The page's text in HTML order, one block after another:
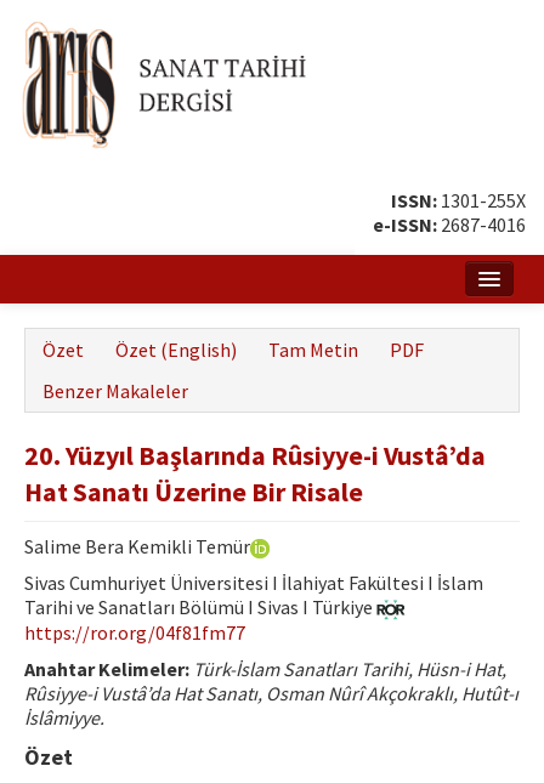
ISSN: 1301-255X
e-ISSN: 2687-4016
Amaç ve Kapsam
Yayın ve Editör Kurulu
Yayın Politikaları
İletişim
Özet Özet (English) Tam Metin
PDF
Benzer Makaleler
20. Yüzyıl Başlarında Rûsiyye-i Vustâ’da
Hat Sanatı Üzerine Bir Risale
Salime Bera Kemikli Temür
Sivas Cumhuriyet Üniversitesi I İlahiyat Fakültesi I İslam
Tarihi ve Sanatları Bölümü I Sivas I Türkiye
https://ror.org/04f81fm77
Anahtar Kelimeler: Türk-İslam Sanatları Tarihi, Hüsn-i Hat,
Rûsiyye-i Vustâ’da Hat Sanatı, Osman Nûrî Akçokraklı, Hutût-ı
İslâmiyye.
Özet